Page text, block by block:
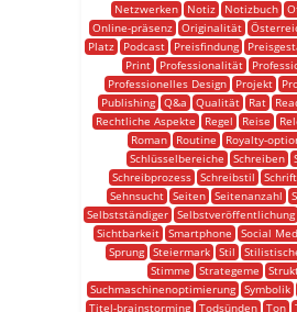
Netzwerken
Notiz Notizbuch
Online-präsenz Originalität
Platz
Podcast Preisfindung
Print
Professionalität
Professionelles Design
Projekt
Publishing Q&a Qualität Rat
Rechtliche Aspekte
Regel Reise
Roman
Routine Royalty-
Schlüsselbereiche
Schreiben
Schreibprozess Schreibstil Schrift
Sehnsucht Seiten Seitenanzahl
Selbstständiger
Selbstveröffentlichung
Sichtbarkeit
Smartphone Social
Sprung Steiermark Stil
Stimme
Strategeme
Suchmaschinenoptimierung Symbolik
Titel-brainstorming Todsünden Ton